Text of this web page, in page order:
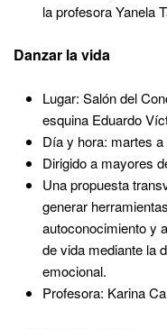
la profesora Yanela
Danzar la vida
Lugar: Salón del
esquina Eduardo
Día y hora: martes
Dirigido a mayores
Una propuesta
generar
autoconocimiento y
de vida mediante la
emocional.
Profesora: Karina